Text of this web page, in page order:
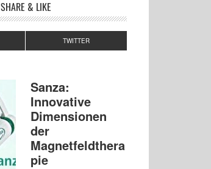
SHARE & LIKE
TWITTER
Sanza:
Innovative
Dimensionen
der
Magnetfeldthera
pie